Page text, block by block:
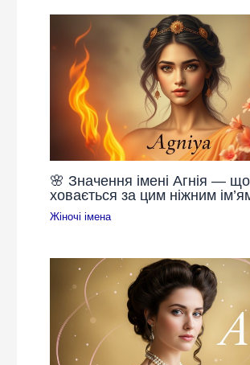
🌸 Значення імені Агнія — що
ховається за цим ніжним
Жіночі імена